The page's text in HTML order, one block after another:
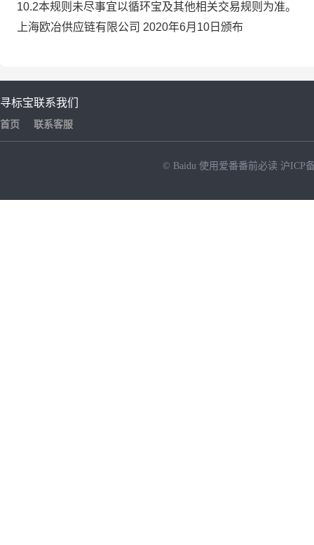
10.2本规则未尽事宜以循环宝及其他相关交易规则为准。
上海欧冶供应链有限公司 2020年6月10日颁布
寻标宝
首页
联系我们
联系客服
© Baidu 使用爱番番前必读 沪ICP